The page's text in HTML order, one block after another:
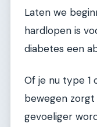
Laten we
hardlopen is
diabetes een
Of je nu type
bewegen
gevoeliger